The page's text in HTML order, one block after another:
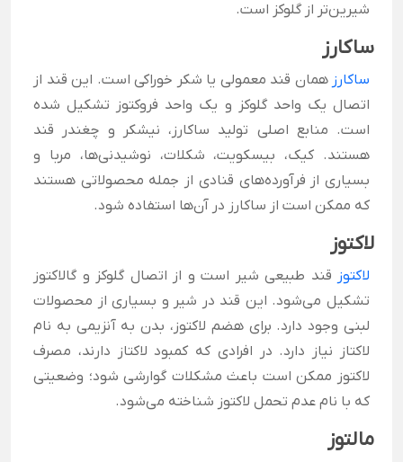
شیرین‌تر از گلوکز است.
ساکارز
ساکارز همان قند معمولی یا شکر خوراکی است. این قند از
اتصال یک واحد گلوکز و یک واحد فروکتوز تشکیل شده
است. منابع اصلی تولید ساکارز، نیشکر و چغندر قند
هستند. کیک، بیسکویت، شکلات، نوشیدنی‌ها، مربا و
بسیاری از فرآورده‌های قنادی از جمله محصولاتی هستند
که ممکن است از ساکارز در آن‌ها استفاده شود.
لاکتوز
لاکتوز قند طبیعی شیر است و از اتصال گلوکز و گالاکتوز
تشکیل می‌شود. این قند در شیر و بسیاری از محصولات
لبنی وجود دارد. برای هضم لاکتوز، بدن به آنزیمی به نام
لاکتاز نیاز دارد. در افرادی که کمبود لاکتاز دارند، مصرف
لاکتوز ممکن است باعث مشکلات گوارشی شود؛ وضعیتی
که با نام عدم تحمل لاکتوز شناخته می‌شود.
مالتوز